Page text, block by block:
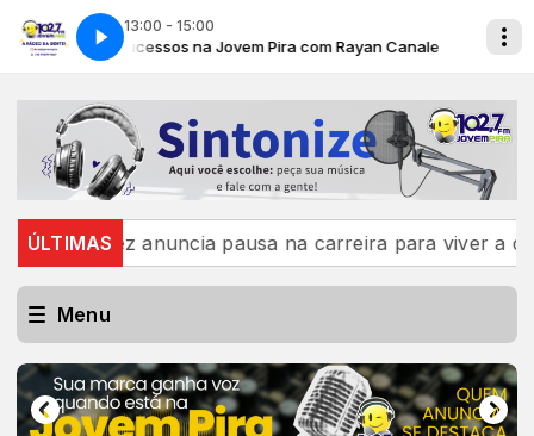
13:00 - 15:00
Sucessos na Jovem Pira com Rayan Canale
ÚLTIMAS
anuncia pausa na carreira para viver a chegada
Menu